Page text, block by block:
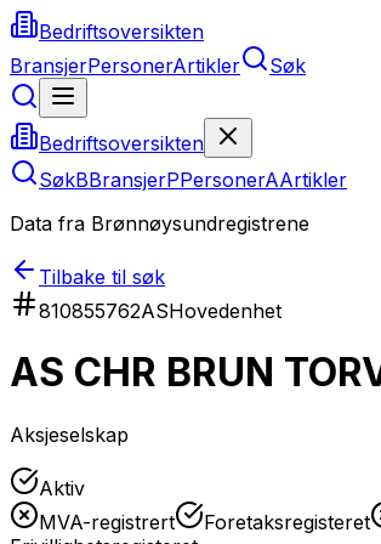
Bedriftsoversikten
BransjerPersonerArtikler Søk
Bedriftsoversikten
SøkBBransjerPPersonerAArtikler
Data fra Brønnøysundregistrene
Tilbake til søk
810855762ASHovedenhet
AS CHR BRUN
Aksjeselskap
Aktiv
MVA-registrert
Foretaksregisteret